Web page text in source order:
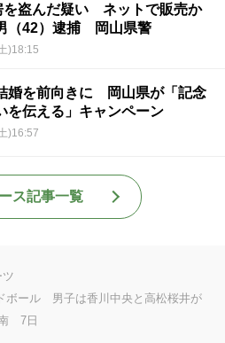
を盗んだ疑い ネットで販売か
（42）逮捕 岡山県警
)18:15
婚を前向きに 岡山県が「記念
を伝える」キャンペーン
)16:57
ス記事一覧
ツ
ボール 男子は香川中央と高松桜井が
7日